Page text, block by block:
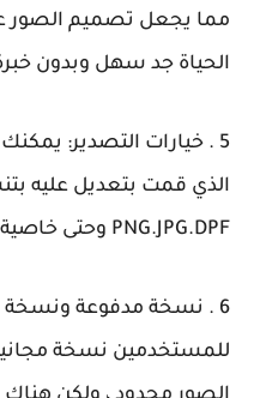
مما يجعل تصميم الصور
الحياة جد سهل وبدون
5 . خيارات التصدير:
الذي قمت بتعديل عليه
PNG.JPG.DPF وحتى خاصية الإستخراج فيديو متوفرة.
للمستخدمين نسخة